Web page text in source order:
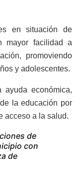
en situación de
mayor facilidad a
promoviendo
y adolescentes.
ayuda económica,
la educación por
acceso a la salud.
de
con
de